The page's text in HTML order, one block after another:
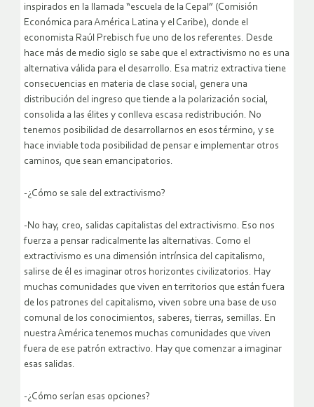
inspirados en la llamada “escuela de la Cepal” (Comisión
Económica para América Latina y el Caribe), donde el
economista Raúl Prebisch fue uno de los referentes. Desde
hace más de medio siglo se sabe que el extractivismo no es una
alternativa válida para el desarrollo. Esa matriz extractiva tiene
consecuencias en materia de clase social, genera una
distribución del ingreso que tiende a la polarización social,
consolida a las élites y conlleva escasa redistribución. No
tenemos posibilidad de desarrollarnos en esos término, y se
hace inviable toda posibilidad de pensar e implementar otros
caminos, que sean emancipatorios.
-¿Cómo se sale del extractivismo?
-No hay, creo, salidas capitalistas del extractivismo. Eso nos
fuerza a pensar radicalmente las alternativas. Como el
extractivismo es una dimensión intrínsica del capitalismo,
salirse de él es imaginar otros horizontes civilizatorios. Hay
muchas comunidades que viven en territorios que están fuera
de los patrones del capitalismo, viven sobre una base de uso
comunal de los conocimientos, saberes, tierras, semillas. En
nuestra América tenemos muchas comunidades que viven
fuera de ese patrón extractivo. Hay que comenzar a imaginar
esas salidas.
-¿Cómo serían esas opciones?